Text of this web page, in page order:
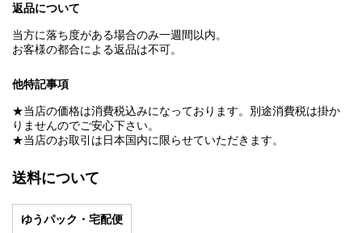
返品について
当方に落ち度がある場合のみ一週間以内。
お客様の都合による返品は不可。
他特記事項
★当店の価格は消費税込みになっております。別途消費税は掛か
りませんのでご安心下さい。
★当店のお取引は日本国内に限らせていただきます。
送料について
ゆうパック・宅配便